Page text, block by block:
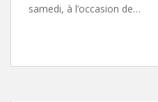
samedi, à l’occasion de…